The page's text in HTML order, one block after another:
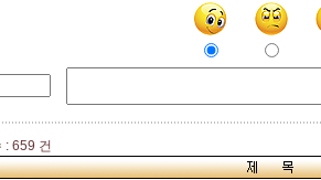
: 659 건